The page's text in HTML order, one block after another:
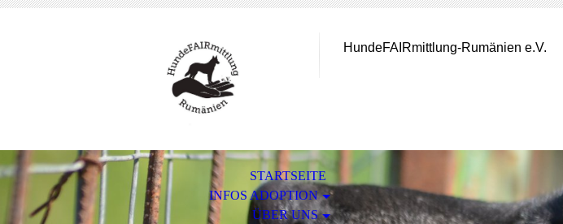
HundeFAIRmittlung-Rumänien e.V.
STARTSEITE
INFOS ADOPTION
ÜBER UNS